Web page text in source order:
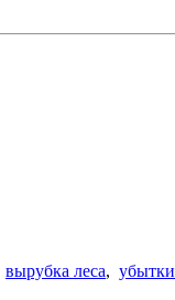
вырубка леса, убытки